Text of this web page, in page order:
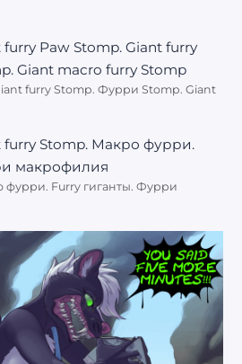
furry Stomp. Фурри Stomp. Giant
фурри. Furry гиганты. Фурри